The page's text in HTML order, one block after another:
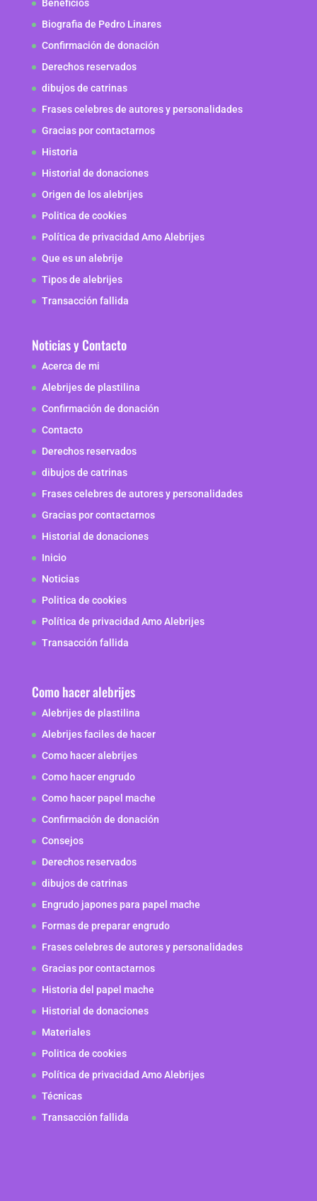
Beneficios
Biografia de Pedro Linares
Confirmación de donación
Derechos reservados
dibujos de catrinas
Frases celebres de autores y personalidades
Gracias por contactarnos
Historia
Historial de donaciones
Origen de los alebrijes
Politica de cookies
Política de privacidad Amo Alebrijes
Que es un alebrije
Tipos de alebrijes
Transacción fallida
Noticias y Contacto
Acerca de mi
Alebrijes de plastilina
Confirmación de donación
Contacto
Derechos reservados
dibujos de catrinas
Frases celebres de autores y personalidades
Gracias por contactarnos
Historial de donaciones
Inicio
Noticias
Politica de cookies
Política de privacidad Amo Alebrijes
Transacción fallida
Como hacer alebrijes
Alebrijes de plastilina
Alebrijes faciles de hacer
Como hacer alebrijes
Como hacer engrudo
Como hacer papel mache
Confirmación de donación
Consejos
Derechos reservados
dibujos de catrinas
Engrudo japones para papel mache
Formas de preparar engrudo
Frases celebres de autores y personalidades
Gracias por contactarnos
Historia del papel mache
Historial de donaciones
Materiales
Politica de cookies
Política de privacidad Amo Alebrijes
Técnicas
Transacción fallida